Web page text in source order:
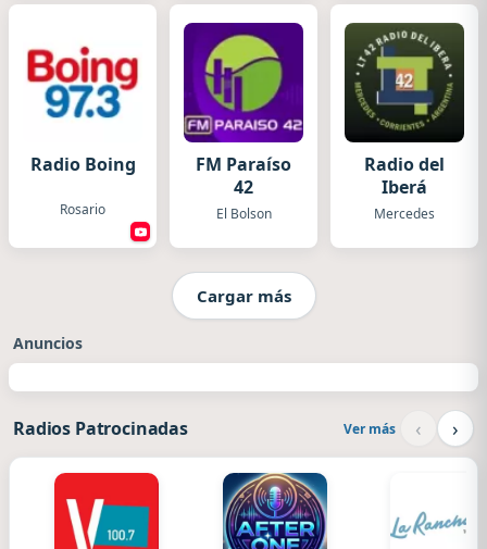
Radio Boing
Rosario
FM Paraíso
42
El Bolson
Radio del
Iberá
Mercedes
Cargar más
Anuncios
Radios Patrocinadas Ver más ‹ ›